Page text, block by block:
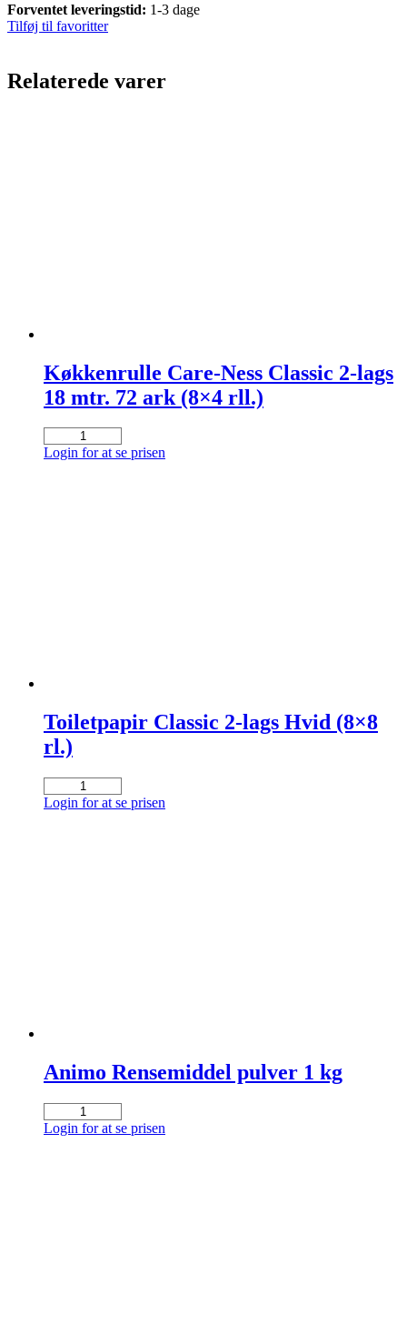
Forventet leveringstid: 1-3 dage
Tilføj til favoritter
Relaterede varer
Køkkenrulle Care-Ness Classic 2-lags
18 mtr. 72 ark (8×4 rll.)
Køkkenrulle
Care-
Login for at se prisen
Toiletpapir Classic 2-lags Hvid (8×8
rl.)
Toiletpapir
Classic
Login for at se prisen
Animo Rensemiddel pulver 1 kg
Animo
Rensemiddel
Login for at se prisen